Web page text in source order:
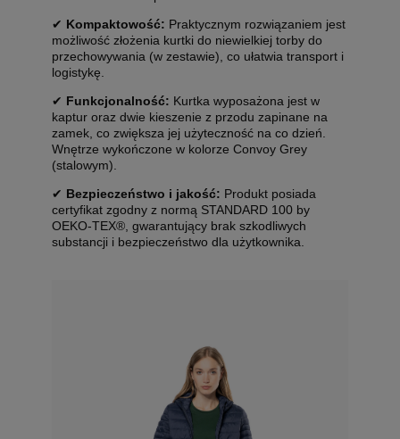
✔ Kompaktowość: Praktycznym rozwiązaniem jest
możliwość złożenia kurtki do niewielkiej torby do
przechowywania (w zestawie), co ułatwia transport i
logistykę.
✔ Funkcjonalność: Kurtka wyposażona jest w
kaptur oraz dwie kieszenie z przodu zapinane na
zamek, co zwiększa jej użyteczność na co dzień.
Wnętrze wykończone w kolorze Convoy Grey
(stalowym).
✔ Bezpieczeństwo i jakość: Produkt posiada
certyfikat zgodny z normą STANDARD 100 by
OEKO-TEX®, gwarantujący brak szkodliwych
substancji i bezpieczeństwo dla użytkownika.